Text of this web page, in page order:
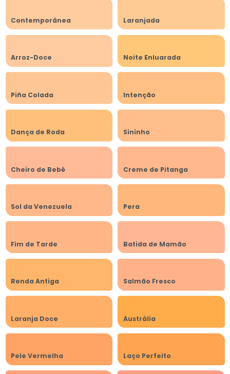
Contemporânea Laranjada
Arroz-Doce Noite Enluarada
Piña Colada Intenção
Dança de Roda Sininho
Cheiro de Bebê Creme de Pitanga
Sol da Venezuela Pera
Fim de Tarde Batida de Mamão
Renda Antiga Salmão Fresco
Laranja Doce Austrália
Pele Vermelha Laço Perfeito